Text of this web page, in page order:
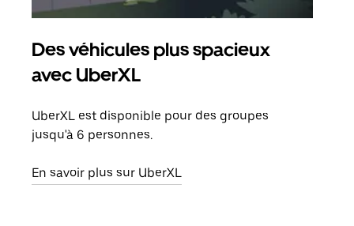
Des véhicules plus spacieux
avec UberXL
UberXL est disponible pour des groupes
jusqu'à 6 personnes.
En savoir plus sur UberXL